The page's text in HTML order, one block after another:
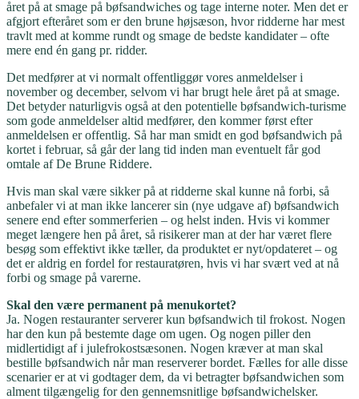
året på at smage på bøfsandwiches og tage interne noter. Men det er
afgjort efteråret som er den brune højsæson, hvor ridderne har mest
travlt med at komme rundt og smage de bedste kandidater – ofte
mere end én gang pr. ridder.
Det medfører at vi normalt offentliggør vores anmeldelser i
november og december, selvom vi har brugt hele året på at smage.
Det betyder naturligvis også at den potentielle bøfsandwich-turisme
som gode anmeldelser altid medfører, den kommer først efter
anmeldelsen er offentlig. Så har man smidt en god bøfsandwich på
kortet i februar, så går der lang tid inden man eventuelt får god
omtale af De Brune Riddere.
Hvis man skal være sikker på at ridderne skal kunne nå forbi, så
anbefaler vi at man ikke lancerer sin (nye udgave af) bøfsandwich
senere end efter sommerferien – og helst inden. Hvis vi kommer
meget længere hen på året, så risikerer man at der har været flere
besøg som effektivt ikke tæller, da produktet er nyt/opdateret – og
det er aldrig en fordel for restauratøren, hvis vi har svært ved at nå
forbi og smage på varerne.
Skal den være permanent på menukortet?
Ja. Nogen restauranter serverer kun bøfsandwich til frokost. Nogen
har den kun på bestemte dage om ugen. Og nogen piller den
midlertidigt af i julefrokostsæsonen. Nogen kræver at man skal
bestille bøfsandwich når man reserverer bordet. Fælles for alle disse
scenarier er at vi godtager dem, da vi betragter bøfsandwichen som
alment tilgængelig for den gennemsnitlige bøfsandwichelsker.